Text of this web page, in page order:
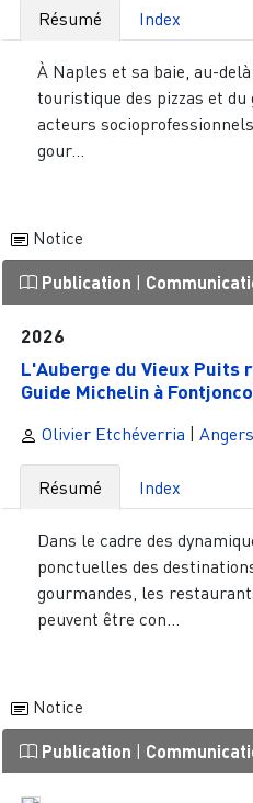
Résumé Index
À Naples et sa baie, au-
touristique des pizzas et
acteurs
gour...
Notice
Publication
2026
L'Auberge du Vieux Puits
Guide Michelin à
Olivier Etchéverria Angers
Résumé Index
Dans le cadre des
ponctuelles des
gourmandes, les
peuvent être con...
Notice
Publication